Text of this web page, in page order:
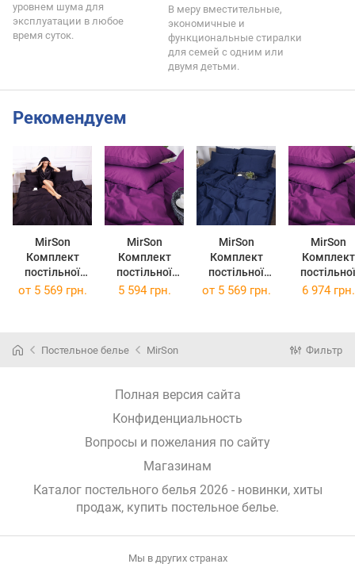
уровнем шума для
эксплуатации в любое
время суток.
В меру вместительные,
экономичные и
функциональные стиралки
для семей с одним или
двумя детьми.
Рекомендуем
MirSon
Комплект
постільної
білизни Satin
MirSon
Комплект
постільної
білизни Сатин
MirSon
Комплект
постільної
білизни Satin
MirSon
Комплект
постільної
білизни Сатин
от 5 569 грн. 5 594 грн. от 5 569 грн. 6 974 грн.
Постельное белье MirSon Фильтр
Полная версия сайта
Конфиденциальность
Вопросы и пожелания по сайту
Магазинам
Каталог постельного белья 2026 - новинки, хиты
продаж, купить постельное белье.
Мы в других странах